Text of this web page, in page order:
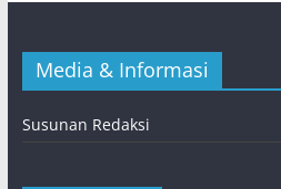
Media & Informasi
Susunan Redaksi